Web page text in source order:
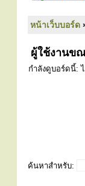
หน้าเว็บบอร์ด
ผู้ใช้งานข
กำลังดูบอร์ดนี้:
ค้นหาสำหรับ: